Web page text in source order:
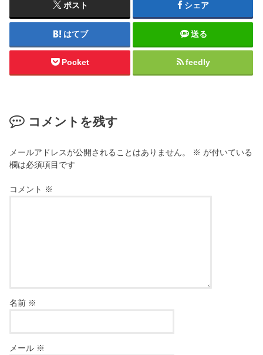
ポスト シェア
はてブ 送る
Pocket feedly
コメントを残す
メールアドレスが公開されることはありません。 ※ が付いている
欄は必須項目です
コメント ※
名前 ※
メール ※